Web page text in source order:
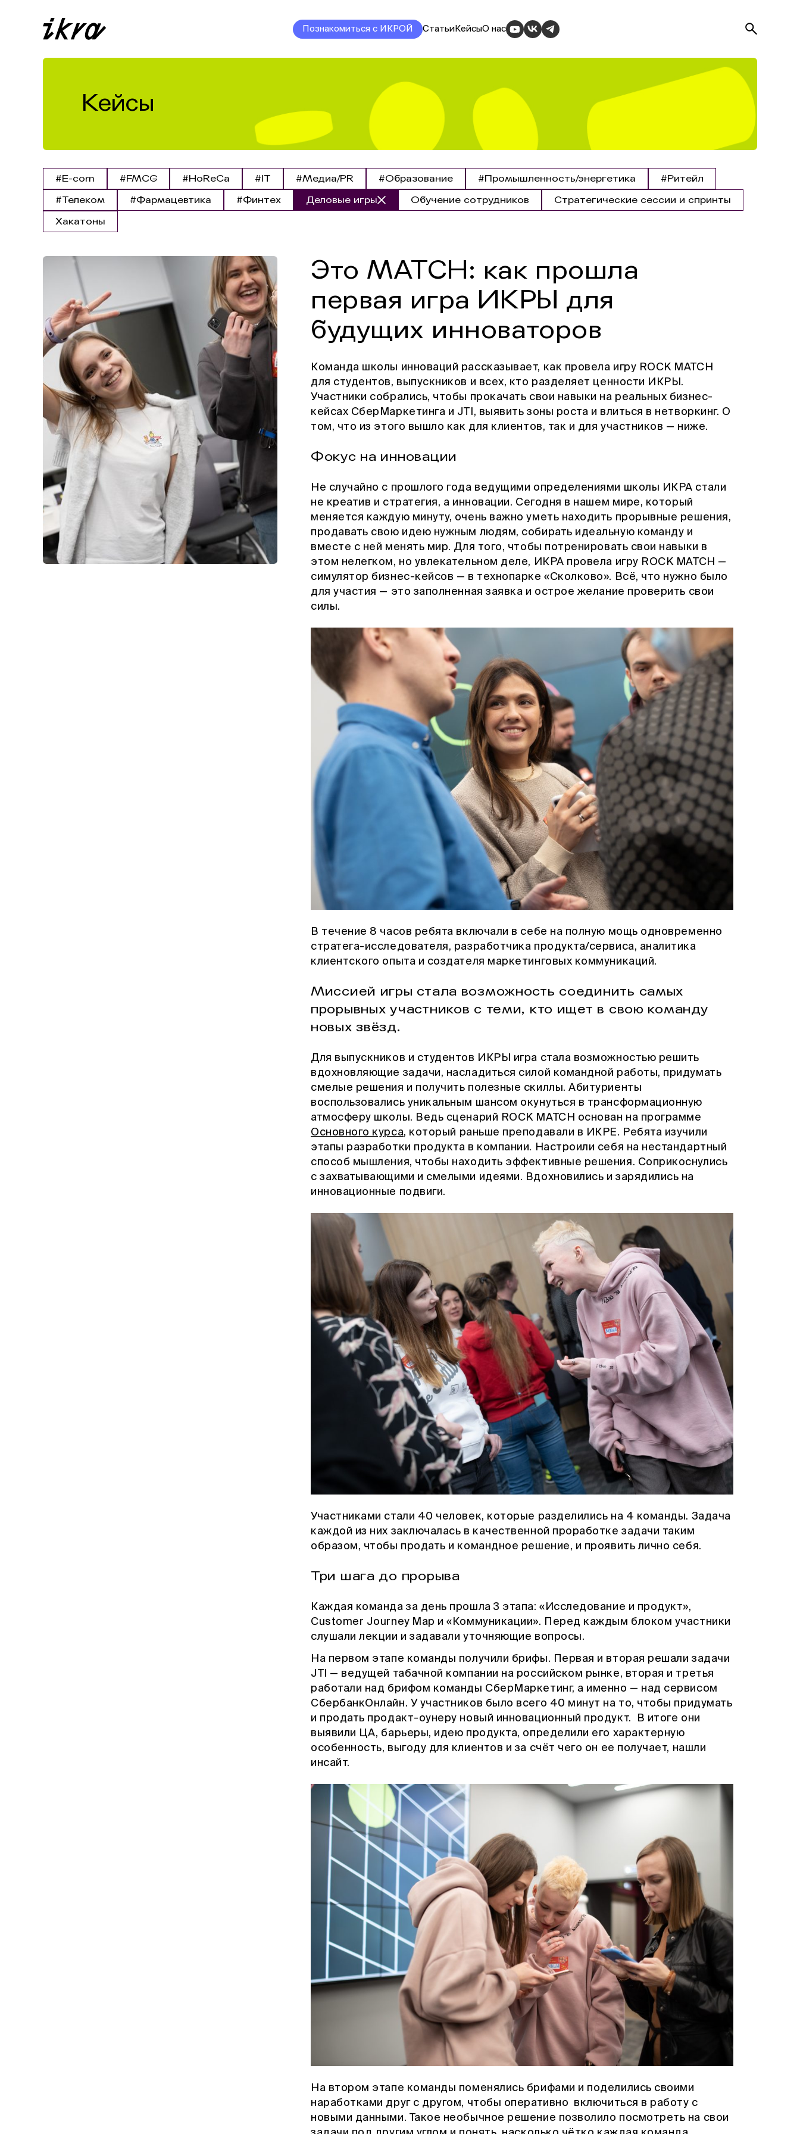
Познакомиться с ИКРОЙ СтатьиКейсыО нас
Кейсы
#E-com #FMCG #HoReCa #IT #Медиа/PR #Образование #Промышленность/энергетика
#Ритейл
#Телеком
#Фармацевтика #Финтех Деловые игры Обучение сотрудников
Стратегические сессии и спринты
Хакатоны
Это MATCH: как прошла
первая игра ИКРЫ для
будущих инноваторов
Команда школы инноваций рассказывает, как провела игру ROCK MATCH
для студентов, выпускников и всех, кто разделяет ценности ИКРЫ.
Участники собрались, чтобы прокачать свои навыки на реальных бизнес-
кейсах СберМаркетинга и JTI, выявить зоны роста и влиться в нетворкинг. О
том, что из этого вышло как для клиентов, так и для участников — ниже.
Фокус на инновации
Не случайно с прошлого года ведущими определениями школы ИКРА стали
не креатив и стратегия, а инновации. Сегодня в нашем мире, который
меняется каждую минуту, очень важно уметь находить прорывные решения,
продавать свою идею нужным людям, собирать идеальную команду и
вместе с ней менять мир. Для того, чтобы потренировать свои навыки в
этом нелегком, но увлекательном деле, ИКРА провела игру ROCK MATCH —
симулятор бизнес-кейсов — в технопарке «Сколково». Всё, что нужно было
для участия — это заполненная заявка и острое желание проверить свои
силы.
В течение 8 часов ребята включали в себе на полную мощь одновременно
стратега-исследователя, разработчика продукта/сервиса, аналитика
клиентского опыта и создателя маркетинговых коммуникаций.
Миссией игры стала возможность соединить самых
прорывных участников с теми, кто ищет в свою команду
новых звёзд.
Для выпускников и студентов ИКРЫ игра стала возможностью решить
вдохновляющие задачи, насладиться силой командной работы, придумать
смелые решения и получить полезные скиллы. Абитуриенты
воспользовались уникальным шансом окунуться в трансформационную
атмосферу школы. Ведь сценарий ROCK MATCH основан на программе
Основного курса, который раньше преподавали в ИКРЕ. Ребята изучили
этапы разработки продукта в компании. Настроили себя на нестандартный
способ мышления, чтобы находить эффективные решения. Соприкоснулись
с захватывающими и смелыми идеями. Вдохновились и зарядились на
инновационные подвиги.
Участниками стали 40 человек, которые разделились на 4 команды. Задача
каждой из них заключалась в качественной проработке задачи таким
образом, чтобы продать и командное решение, и проявить лично себя.
Три шага до прорыва
Каждая команда за день прошла 3 этапа: «Исследование и продукт»,
Customer Journey Map и «Коммуникации». Перед каждым блоком участники
слушали лекции и задавали уточняющие вопросы.
На первом этапе команды получили брифы. Первая и вторая решали задачи
JTI — ведущей табачной компании на российском рынке, вторая и третья
работали над брифом команды СберМаркетинг, а именно — над сервисом
СбербанкОнлайн. У участников было всего 40 минут на то, чтобы придумать
и продать продакт-оунеру новый инновационный продукт. В итоге они
выявили ЦА, барьеры, идею продукта, определили его характерную
особенность, выгоду для клиентов и за счёт чего он ее получает, нашли
инсайт.
На втором этапе команды поменялись брифами и поделились своими
наработками друг с другом, чтобы оперативно включиться в работу с
новыми данными. Такое необычное решение позволило посмотреть на свои